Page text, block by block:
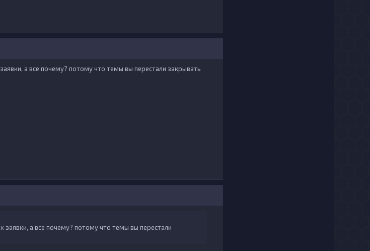
а все почему? потому что темы вы перестали закрывать
заявки, а все почему? потому что темы вы перестали